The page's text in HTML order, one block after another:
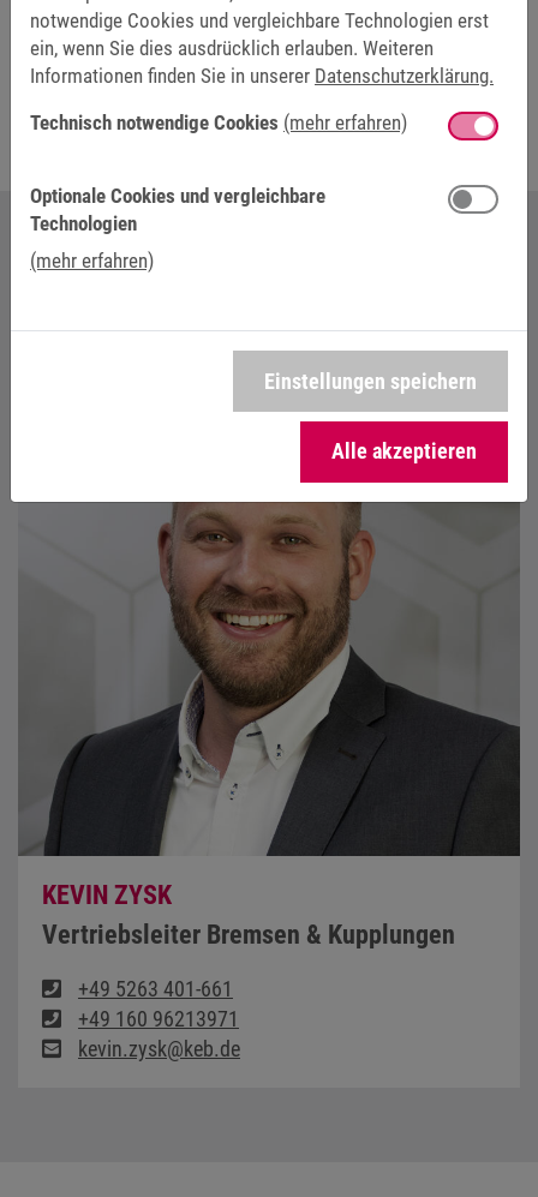
Hier anmelden
IHR ANSPRECHPARTNER BEI KEB
KEVIN ZYSK
Vertriebsleiter Bremsen & Kupplungen
+49 5263 401-661
+49 160 96213971
kevin.zysk@keb.de
notwendige Cookies und vergleichbare Technologien erst
ein, wenn Sie dies ausdrücklich erlauben. Weiteren
Informationen finden Sie in unserer Datenschutzerklärung.
Technisch notwendige Cookies (mehr erfahren)
Optionale Cookies und vergleichbare
Technologien
(mehr erfahren)
Einstellungen speichern
Alle akzeptieren